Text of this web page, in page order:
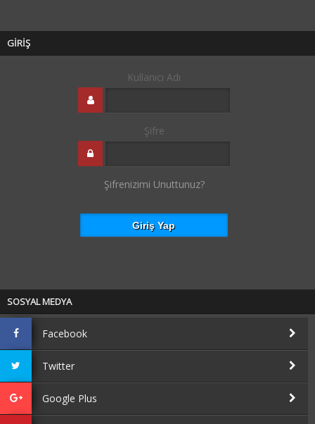
GİRİŞ
Kullanıcı Adı
Şifre
Şifrenizimi Unuttunuz?
SOSYAL MEDYA
Facebook
Twitter
Google Plus